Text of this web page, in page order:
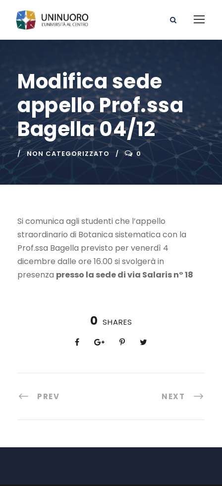
Modifica sede
appello Prof.ssa
Bagella 04/12
NON CATEGORIZZATO 0
Si comunica agli studenti che l’appello
straordinario di Botanica sistematica con la
Prof.ssa Bagella previsto per venerdì 4
dicembre dalle ore 16.00 si svolgerà in
presenza presso la sede di via Salaris n° 18
0 SHARES
PREV NEXT